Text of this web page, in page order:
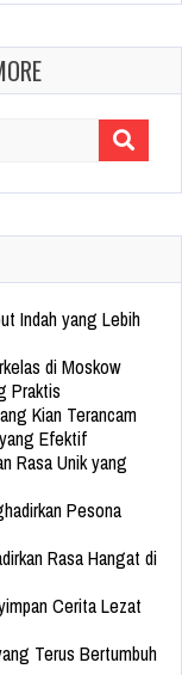
Indah yang Lebih
di Moskow
Praktis
Kian Terancam
Efektif
Rasa Unik yang
Pesona
Rasa Hangat di
Cerita Lezat
Terus Bertumbuh